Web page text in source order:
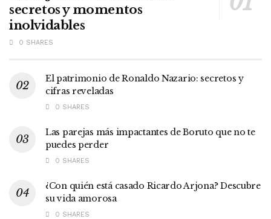
secretos y momentos
inolvidables
0 SHARES
El patrimonio de Ronaldo Nazario: secretos y
cifras reveladas
0 SHARES
Las parejas más impactantes de Boruto que no te
puedes perder
0 SHARES
¿Con quién está casado Ricardo Arjona? Descubre
su vida amorosa
0 SHARES